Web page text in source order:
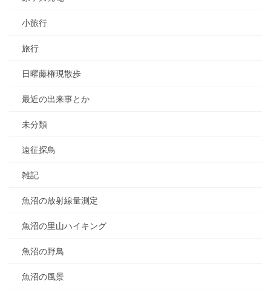
小旅行
旅行
日曜藤権現散歩
最近の出来事とか
未分類
遠征探鳥
雑記
魚沼の放射線量測定
魚沼の里山ハイキング
魚沼の野鳥
魚沼の風景